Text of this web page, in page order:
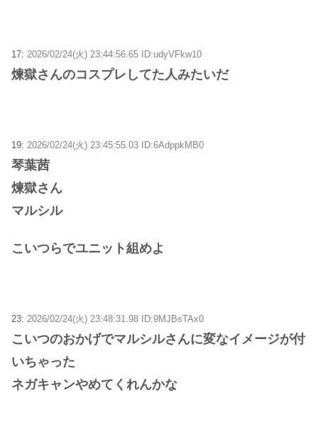
17: 2026/02/24(火) 23:44:56.65 ID:udyVFkw10
煉獄さんのコスプレしてた人みたいだ
19: 2026/02/24(火) 23:45:55.03 ID:6AdppkMB0
琴葉茜
煉獄さん
マルシル
こいつらでユニット組めよ
23: 2026/02/24(火) 23:48:31.98 ID:9MJBsTAx0
こいつのおかげでマルシルさんに変なイメージが付
いちゃった
ネガキャンやめてくれんかな